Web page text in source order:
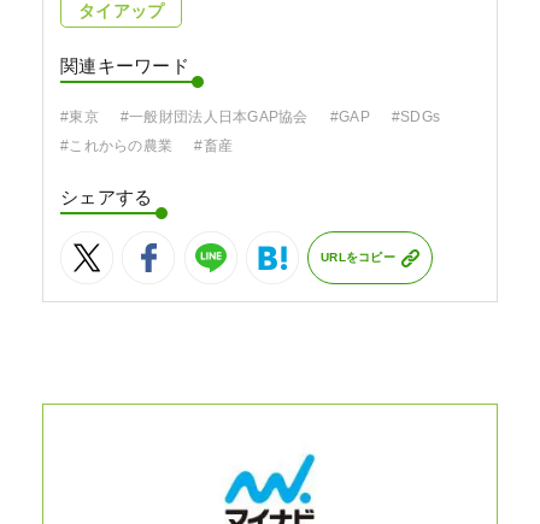
タイアップ
関連キーワード
#東京 #一般財団法人日本GAP協会 #GAP
#SDGs
#これからの農業
#畜産
シェアする
URLをコピー